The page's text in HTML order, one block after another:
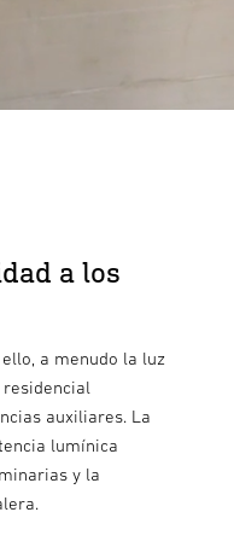
a los
a menudo la luz
residencial
auxiliares. La
lumínica
y la